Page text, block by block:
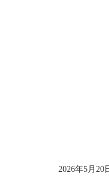
2026年5月20